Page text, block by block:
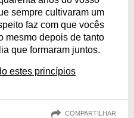
sempre cultivaram um
faz com que vocês
mesmo depois de tanto
que formaram juntos.
estes princípios
COMPARTILHAR